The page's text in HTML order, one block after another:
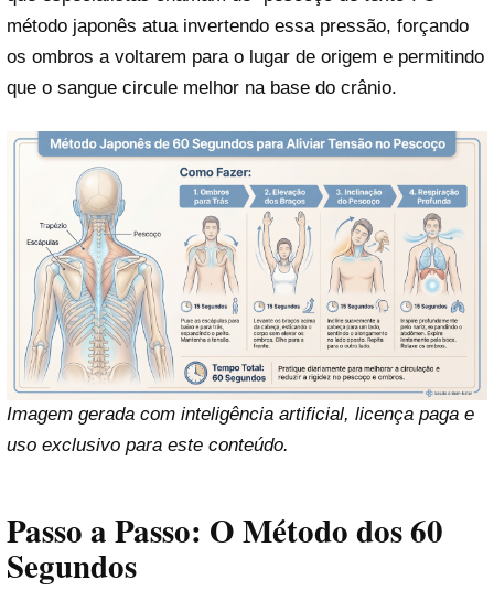
método japonês atua invertendo essa pressão, forçando
os ombros a voltarem para o lugar de origem e permitindo
que o sangue circule melhor na base do crânio.
Imagem gerada com inteligência artificial, licença paga e
uso exclusivo para este conteúdo.
Passo a Passo: O Método dos 60
Segundos